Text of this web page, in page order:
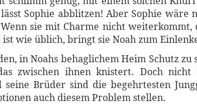
Sophie abblitzen! Aber Sophie wäre
sie mit Charme nicht weiterkommt,
wie üblich, bringt sie Noah zum
in Noahs behaglichem Heim Schutz zu
zwischen ihnen knistert. Doch
Brüder sind die begehrtesten
auch diesem Problem stellen.